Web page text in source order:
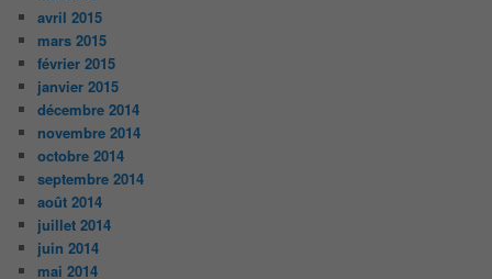
avril 2015
mars 2015
février 2015
janvier 2015
décembre 2014
novembre 2014
octobre 2014
septembre 2014
août 2014
juillet 2014
juin 2014
mai 2014